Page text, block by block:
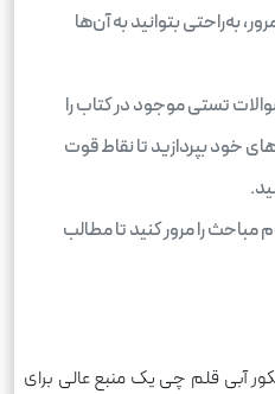
به‌راحتی بتوانید به آن‌ها
تستی موجود در کتاب را
خود بپردازید تا نقاط قوت
را مرور کنید تا مطالب
آبی قلم چی یک منبع عالی برای